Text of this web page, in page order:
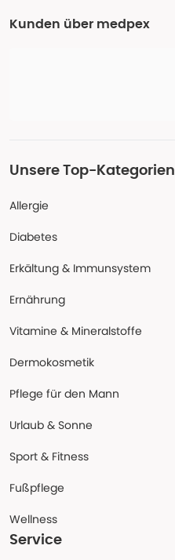
Kunden über medpex
Unsere Top-Kategorien
Allergie
Diabetes
Erkältung & Immunsystem
Ernährung
Vitamine & Mineralstoffe
Dermokosmetik
Pflege für den Mann
Urlaub & Sonne
Sport & Fitness
Fußpflege
Wellness
Service